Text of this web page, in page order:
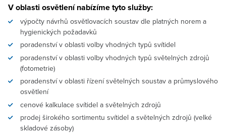
V oblasti osvětlení nabízíme tyto služby:
výpočty návrhů osvětlovacích soustav dle platných norem a
hygienických požadavků
poradenství v oblasti volby vhodných typů svítidel
poradenství v oblasti volby vhodných typů světelných zdrojů
(fotometrie)
poradenství v oblasti řízení světelných soustav a průmyslového
osvětlení
cenové kalkulace svítidel a světelných zdrojů
prodej širokého sortimentu svítidel a světelných zdrojů (velké
skladové zásoby)